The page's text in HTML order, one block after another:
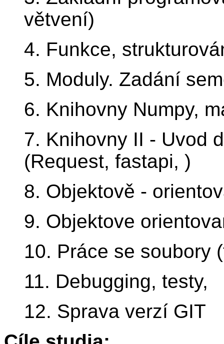
větvení)
4. Funkce,
5. Moduly. Zadání
6. Knihovny Numpy,
7. Knihovny II - Uvod
(Request, fastapi, )
8. Objektově -
9. Objektove
10. Práce se soubory
11. Debugging, testy,
12. Sprava verzí GIT